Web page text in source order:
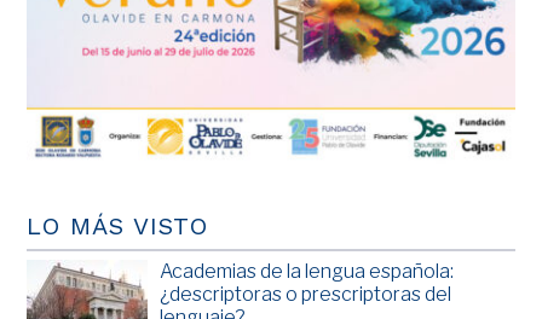
LO MÁS VISTO
Academias de la lengua española:
¿descriptoras o prescriptoras del